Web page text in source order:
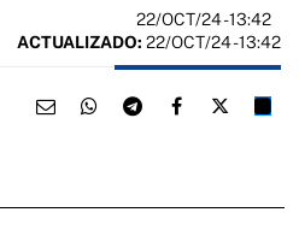
22/OCT/24- 13:42
ACTUALIZADO: 22/OCT/24 - 13:42